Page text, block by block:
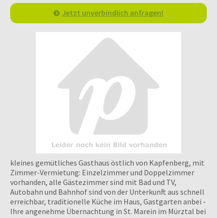
Jetzt unverbindlich anfragen!
kleines gemütliches Gasthaus östlich von Kapfenberg, mit
Zimmer-Vermietung: Einzelzimmer und Doppelzimmer
vorhanden, alle Gästezimmer sind mit Bad und TV,
Autobahn und Bahnhof sind von der Unterkunft aus schnell
erreichbar, traditionelle Küche im Haus, Gastgarten anbei -
Ihre angenehme Übernachtung in St. Marein im Mürztal bei